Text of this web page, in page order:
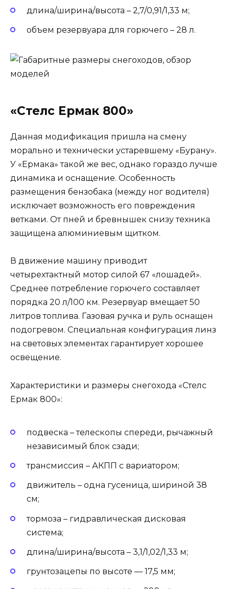
длина/ширина/высота – 2,7/0,91/1,33 м;
объем резервуара для горючего – 28 л.
«Стелс Ермак 800»
Данная модификация пришла на смену
морально и технически устаревшему «Бурану».
У «Ермака» такой же вес, однако гораздо лучше
динамика и оснащение. Особенность
размещения бензобака (между ног водителя)
исключает возможность его повреждения
ветками. От пней и бревнышек снизу техника
защищена алюминиевым щитком.
В движение машину приводит
четырехтактный мотор силой 67 «лошадей».
Среднее потребление горючего составляет
порядка 20 л/100 км. Резервуар вмещает 50
литров топлива. Газовая ручка и руль оснащен
подогревом. Специальная конфигурация линз
на световых элементах гарантирует хорошее
освещение.
Характеристики и размеры снегохода «Стелс
Ермак 800»:
подвеска – телескопы спереди, рычажный
независимый блок сзади;
трансмиссия – АКПП с вариатором;
движитель – одна гусеница, шириной 38
см;
тормоза – гидравлическая дисковая
система;
длина/ширина/высота – 3,1/1,02/1,33 м;
грунтозацепы по высоте — 17,5 мм;